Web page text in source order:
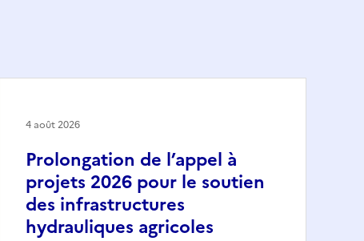
Prolongation de l’appel à
projets 2026 pour le soutien
des infrastructures
hydrauliques agricoles
4 août 2026